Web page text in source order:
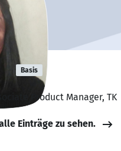
Basis
Product Manager, TK
Einträge zu sehen.